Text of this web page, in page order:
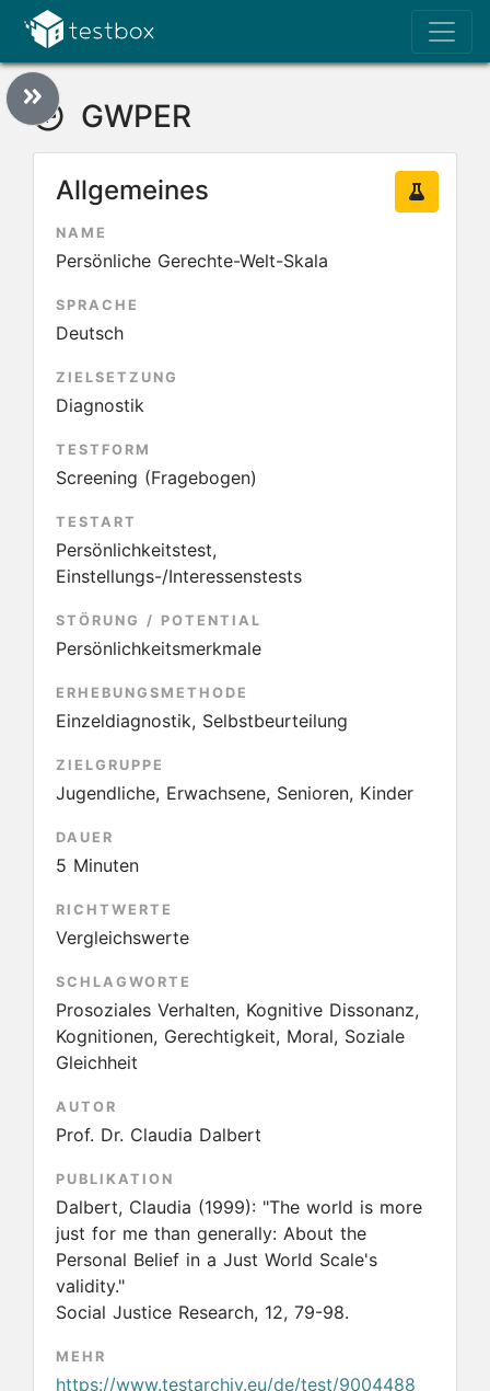
GWPER
Allgemeines
NAME
Persönliche Gerechte-Welt-Skala
SPRACHE
Deutsch
ZIELSETZUNG
Diagnostik
TESTFORM
Screening (Fragebogen)
TESTART
Persönlichkeitstest,
Einstellungs-/Interessenstests
STÖRUNG / POTENTIAL
Persönlichkeitsmerkmale
ERHEBUNGSMETHODE
Einzeldiagnostik, Selbstbeurteilung
ZIELGRUPPE
Jugendliche, Erwachsene, Senioren, Kinder
DAUER
5 Minuten
RICHTWERTE
Vergleichswerte
SCHLAGWORTE
Prosoziales Verhalten, Kognitive Dissonanz,
Kognitionen, Gerechtigkeit, Moral, Soziale
Gleichheit
AUTOR
Prof. Dr. Claudia Dalbert
PUBLIKATION
Dalbert, Claudia (1999): "The world is more
just for me than generally: About the
Personal Belief in a Just World Scale's
validity."
Social Justice Research, 12, 79-98.
MEHR
https://www.testarchiv.eu/de/test/9004488